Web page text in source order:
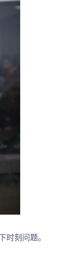
刻问题。